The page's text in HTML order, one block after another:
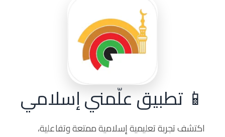
📱 تطبيق علّمني إسلامي
اكتشف تجربة تعليمية إسلامية ممتعة وتفاعلية،